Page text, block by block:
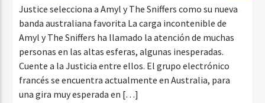
Justice selecciona a Amyl y The Sniffers como su nueva
banda australiana favorita La carga incontenible de
Amyl y The Sniffers ha llamado la atención de muchas
personas en las altas esferas, algunas inesperadas.
Cuente a la Justicia entre ellos. El grupo electrónico
francés se encuentra actualmente en Australia, para
una gira muy esperada en […]